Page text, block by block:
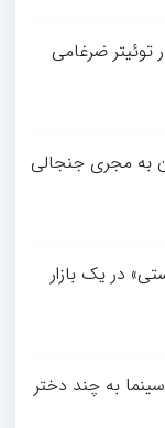
توئیتر ضرغامی
به مجری جنجالی
در یک بازار
به چند دختر